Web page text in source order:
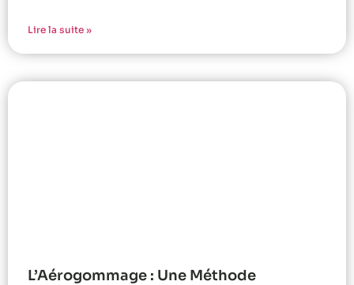
Lire la suite »
L’Aérogommage : Une Méthode